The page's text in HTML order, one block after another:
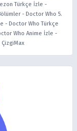
Türkçe İzle -
- Doctor Who 5.
- Doctor Who Türkçe
Who Anime İzle -